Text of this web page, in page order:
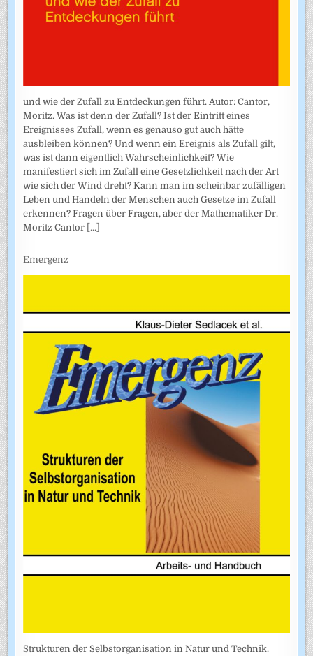
und wie der Zufall zu Entdeckungen führt. Autor: Cantor,
Moritz. Was ist denn der Zufall? Ist der Eintritt eines
Ereignisses Zufall, wenn es genauso gut auch hätte
ausbleiben können? Und wenn ein Ereignis als Zufall gilt,
was ist dann eigentlich Wahrscheinlichkeit? Wie
manifestiert sich im Zufall eine Gesetzlichkeit nach der Art
wie sich der Wind dreht? Kann man im scheinbar zufälligen
Leben und Handeln der Menschen auch Gesetze im Zufall
erkennen? Fragen über Fragen, aber der Mathematiker Dr.
Moritz Cantor [...]
Emergenz
Strukturen der Selbstorganisation in Natur und Technik.